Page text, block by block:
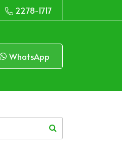
2278-1717
WhatsApp